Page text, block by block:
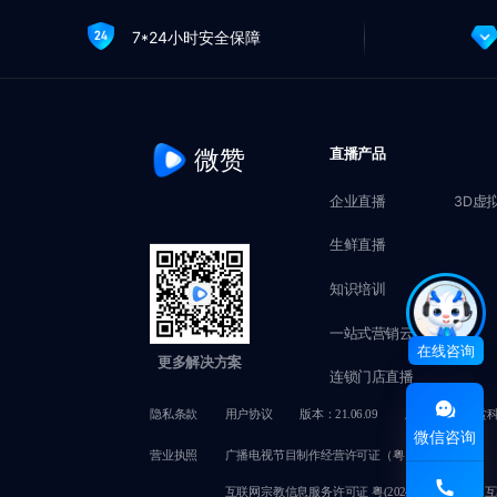
在线咨询
微信咨询
7*24小时安全保障
微赞
更多解决方案
直播产品
企业直播
生鲜直播
知识培训
一站式营销云
连锁门店直播
3D虚
隐私条款 用户协议 版本：21.06.09 版权所有@赞赏
营业执照 广播电视节目制作经营许可证（粤）字第02749号
互联网宗教信息服务许可证 粤(2024)0000050